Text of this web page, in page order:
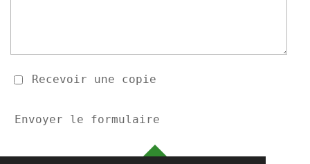
Recevoir une copie
Envoyer le formulaire